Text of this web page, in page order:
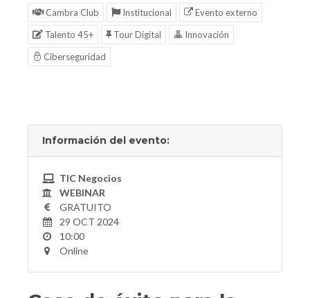
Cambra Club
Institucional
Evento externo
Talento 45+
Tour Digital
Innovación
Ciberseguridad
Información del evento:
TIC Negocios
WEBINAR
GRATUITO
29 OCT 2024
10:00
Online